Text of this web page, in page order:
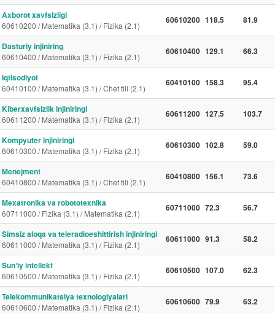
Axborot xavfsizligi
60610200 / Matematika (3.1) / Fizika (2.1)
60610200 118.5 81.9
Dasturiy injiniring
60610400 / Matematika (3.1) / Fizika (2.1)
60610400 129.1 66.3
Iqtisodiyot
60410100 / Matematika (3.1) / Chet tili (2.1)
60410100 158.3 95.4
Kiberxavfsizlik injiniringi
60611200 / Matematika (3.1) / Fizika (2.1)
60611200 127.5 103.7
Kompyuter injiniringi
60610300 / Matematika (3.1) / Fizika (2.1)
60610300 102.8 59.0
Menejment
60410800 / Matematika (3.1) / Chet tili (2.1)
60410800 156.1 73.6
Mexatronika va robototexnika
60711000 / Fizika (3.1) / Matematika (2.1)
60711000 72.3 56.7
Simsiz aloqa va teleradioeshittirish injiniringi
60611000 / Matematika (3.1) / Fizika (2.1)
60611000 91.3 58.2
Sunʼiy intellekt
60610500 / Matematika (3.1) / Fizika (2.1)
60610500 107.0 62.3
Telekommunikatsiya texnologiyalari
60610600 / Matematika (3.1) / Fizika (2.1)
60610600 79.9 63.2